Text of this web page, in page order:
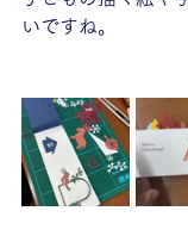
いですね。